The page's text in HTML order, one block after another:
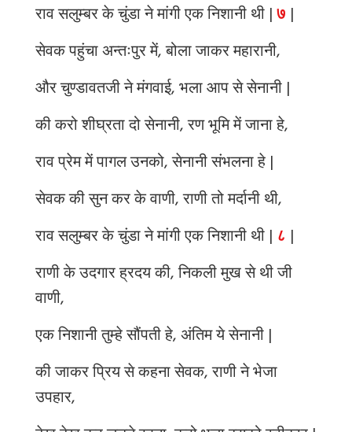
राव सलुम्बर के चुंडा ने मांगी एक निशानी थी |७ |
सेवक पहुंचा अन्तःपुर में, बोला जाकर महारानी,
और चुण्डावतजी ने मंगवाई, भला आप से सेनानी |
की करो शीघ्रता दो सेनानी, रण भूमि में जाना हे,
राव प्रेम में पागल उनको, सेनानी संभलना हे |
सेवक की सुन कर के वाणी, राणी तो मर्दानी थी,
राव सलुम्बर के चुंडा ने मांगी एक निशानी थी | ८ |
राणी के उदगार ह्रदय की, निकली मुख से थी जी
वाणी,
एक निशानी तुम्हे सौंपती हे, अंतिम ये सेनानी |
की जाकर प्रिय से कहना सेवक, राणी ने भेजा
उपहार,